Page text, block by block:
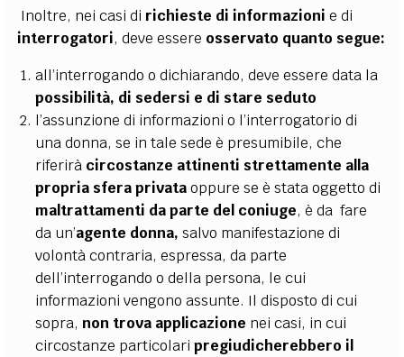
Inoltre, nei casi di richieste di informazioni e di
interrogatori, deve essere osservato quanto segue:
all’interrogando o dichiarando, deve essere data la
possibilità, di sedersi e di stare seduto
l’assunzione di informazioni o l’interrogatorio di
una donna, se in tale sede è presumibile, che
riferirà circostanze attinenti strettamente alla
propria sfera privataoppure se è stata oggetto di
maltrattamenti da parte del coniuge, è da fare
da un’agente donna, salvo manifestazione di
volontà contraria, espressa, da parte
dell’interrogando o della persona, le cui
informazioni vengono assunte. Il disposto di cui
sopra, non trova applicazione nei casi, in cui
circostanze particolaripregiudicherebbero il